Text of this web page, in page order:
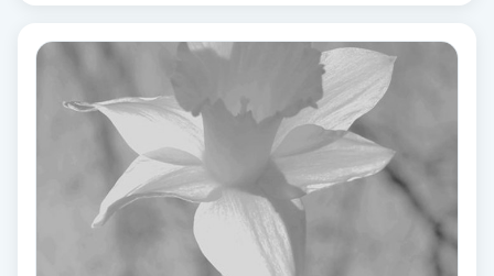
Extensions borttagning
Faceliftmassage